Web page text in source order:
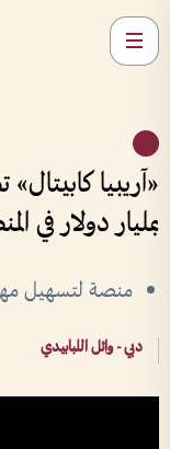
«آريبيا
بمليار دولار في
منصة لتسهيل مهمة 100 شركة صينية
دبي - وائل اللبابيدي